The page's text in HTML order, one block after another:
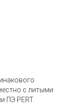
с литыми
ПЭ PERT.